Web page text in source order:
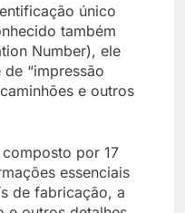
único
também
Number), ele
“impressão
e outros
por 17
essenciais
de fabricação, a